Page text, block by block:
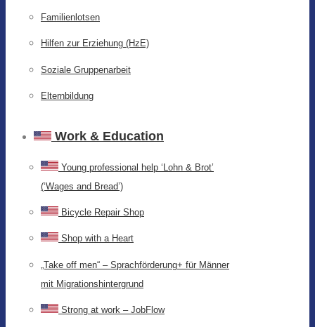
Familienlotsen
Hilfen zur Erziehung (HzE)
Soziale Gruppenarbeit
Elternbildung
Work & Education
Young professional help ‘Lohn & Brot’
(‘Wages and Bread’)
Bicycle Repair Shop
Shop with a Heart
„Take off men“ – Sprachförderung+ für Männer
mit Migrationshintergrund
Strong at work – JobFlow